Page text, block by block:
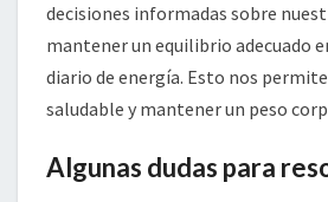
decisiones informadas sobre
mantener un equilibrio adecuado
diario de energía. Esto nos
saludable y mantener un peso
Algunas dudas para